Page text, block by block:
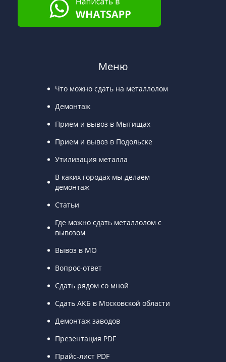
Меню
Что можно сдать на металлолом
Демонтаж
Прием и вывоз в Мытищах
Прием и вывоз в Подольске
Утилизация металла
В каких городах мы делаем
демонтаж
Статьи
Где можно сдать металлолом с
вывозом
Вывоз в МО
Вопрос-ответ
Сдать рядом со мной
Сдать АКБ в Московской области
Демонтаж заводов
Презентация PDF
Прайс-лист PDF